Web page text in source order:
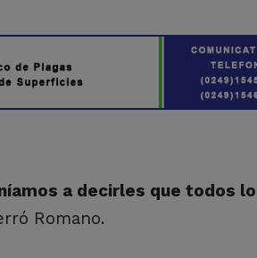
a decirles que todos
Romano.